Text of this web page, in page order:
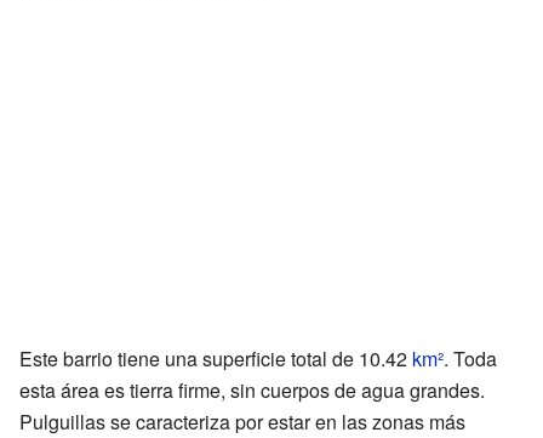
Este barrio tiene una superficie total de 10.42 km². Toda
esta área es tierra firme, sin cuerpos de agua grandes.
Pulguillas se caracteriza por estar en las zonas más